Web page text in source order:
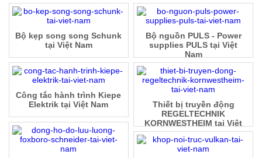
Bộ kẹp song song Schunk
tại Việt Nam
Bộ nguồn PULS - Power
supplies PULS tại Việt
Nam
Công tắc hành trình Kiepe
Elektrik tại Việt Nam
Thiết bị truyền động
REGELTECHNIK
KORNWESTHEIM tại Việt
Nam